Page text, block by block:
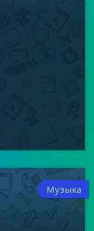
Музыка